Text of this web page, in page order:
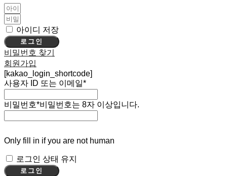
아이디 저장
로그인
비밀번호 찾기
회원가입
[kakao_login_shortcode]
사용자 ID 또는 이메일*
비밀번호*비밀번호는 8자 이상입니다.
Only fill in if you are not human
로그인 상태 유지